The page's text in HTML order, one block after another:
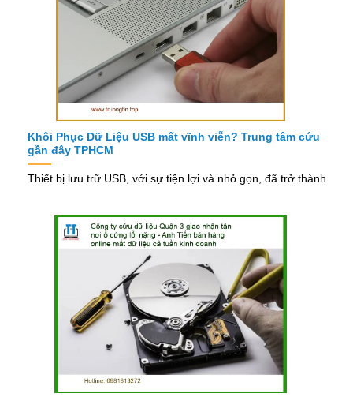
Khôi Phục Dữ Liệu USB mất vĩnh viễn? Trung tâm cứu
gần đây TPHCM
Thiết bị lưu trữ USB, với sự tiện lợi và nhỏ gọn, đã trở thành